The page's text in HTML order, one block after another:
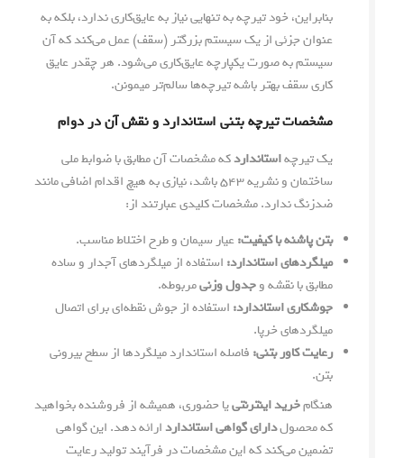
بنابراین، خود تیرچه به تنهایی نیاز به عایق‌کاری ندارد، بلکه به
عنوان جزئی از یک سیستم بزرگتر (سقف) عمل می‌کند که آن
سیستم به صورت یکپارچه عایق‌کاری می‌شود. هر چقدر عایق
کاری سقف بهتر باشه تیرچه‌ها سالم‌تر میمونن.
مشخصات تیرچه بتنی استاندارد و نقش آن در دوام
یک تیرچهاستانداردکه مشخصات آن مطابق با ضوابط ملی
ساختمان و نشریه ۵۴۳ باشد، نیازی به هیچ اقدام اضافی مانند
ضدزنگ ندارد. مشخصات کلیدی عبارتند از:
بتن پاشنه با کیفیت:عیار سیمان و طرح اختلاط مناسب.
میلگردهای استاندارد: استفاده از میلگردهای آجدار و ساده
مطابق با نقشه وجدول وزنیمربوطه.
جوشکاری استاندارد: استفاده از جوش نقطه‌ای برای اتصال
میلگردهای خرپا.
رعایت کاور بتنی: فاصله استاندارد میلگردها از سطح بیرونی
بتن.
هنگامخرید اینترنتییا حضوری، همیشه از فروشنده بخواهید
که محصولدارای گواهی استاندارد ارائه دهد. این گواهی
تضمین می‌کند که این مشخصات در فرآیند تولید رعایت